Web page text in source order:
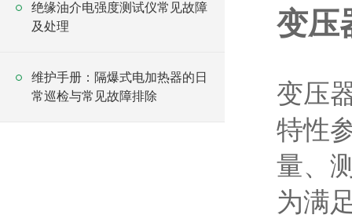
绝缘油介电强度测试仪常见故障
及处理
维护手册：隔爆式电加热器的日
常巡检与常见故障排除
变压
变压
特性
量、
为满